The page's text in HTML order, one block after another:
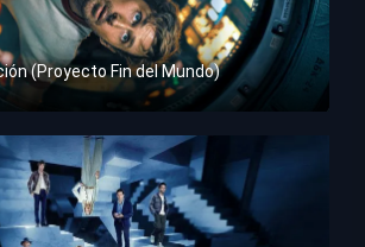
(Proyecto Fin del Mundo)